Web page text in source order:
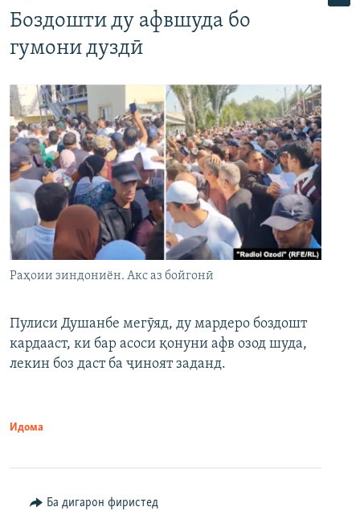
Боздошти ду афвшуда бо
гумони дуздӣ
Раҳоии зиндониён. Акс аз бойгонӣ
Пулиси Душанбе мегӯяд, ду мардеро боздошт
кардааст, ки бар асоси қонуни афв озод шуда,
лекин боз даст ба ҷиноят заданд.
Идома
Ба дигарон фиристед